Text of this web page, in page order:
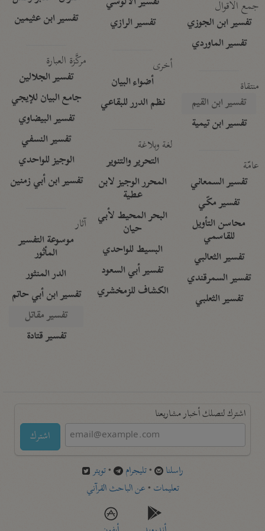
جمع الأقوال
تفسير ابن الجوزي
تفسير الماوردي
منتقاة
تفسير ابن القيم
تفسير ابن تيمية
عامّة
تفسير السمعاني
تفسير مكّي
محاسن التأويل
للقاسمي
تفسير الثعالبي
تفسير السمرقندي
تفسير الثعلبي
تفسير الرازي
أخرى
أضواء البيان
نظم الدرر للبقاعي
لغة وبلاغة
التحرير والتنوير
المحرر الوجيز لابن
عطية
البحر المحيط لأبي
حيان
البسيط للواحدي
تفسير أبي السعود
الكشاف للزمخشري
تفسير ابن عثيمين
مركَّزة العبارة
تفسير الجلالين
جامع البيان للإيجي
تفسير البيضاوي
تفسير النسفي
الوجيز للواحدي
تفسير ابن أبي زمنين
آثار
موسوعة التفسير
المأثور
الدر المنثور
تفسير ابن أبي حاتم
تفسير مقاتل
تفسير قتادة
اشترك لتصلك أخبار مشاريعنا
اشترك
راسلنا •تليجرام •تويتر
تعليمات •عن الباحث القرآني